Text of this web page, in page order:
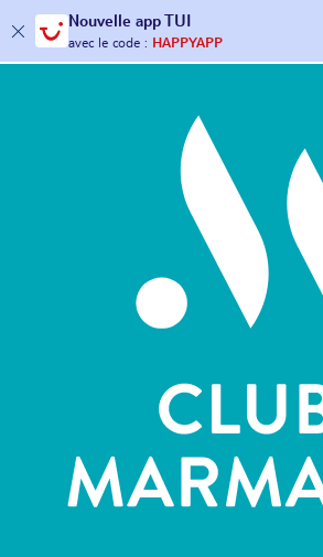
Nouvelle app TUI
30€ offerts*sur votrevoyage !
avec le code :HAPPYAPP
Hôtels & Clubs